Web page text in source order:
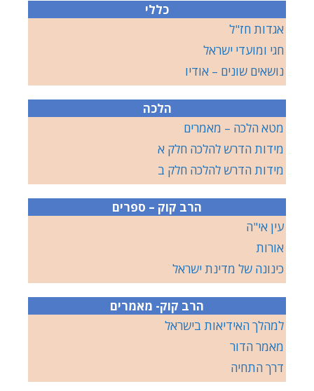
כללי
אגדות חז"ל
חגי ומועדי ישראל
נושאים שונים – אודיו
הלכה
מטא הלכה – מאמרים
מידות הדרש להלכה חלק א
מידות הדרש להלכה חלק ב
הרב קוק – ספרים
עין אי"ה
אורות
כינונה של מדינת ישראל
הרב קוק- מאמרים
למהלך האידיאות בישראל
מאמר הדור
דרך התחיה